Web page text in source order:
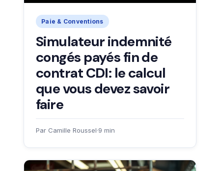
Paie & Conventions
Simulateur indemnité
congés payés fin de
contrat CDI: le calcul
que vous devez savoir
faire
Par Camille Roussel·9 min